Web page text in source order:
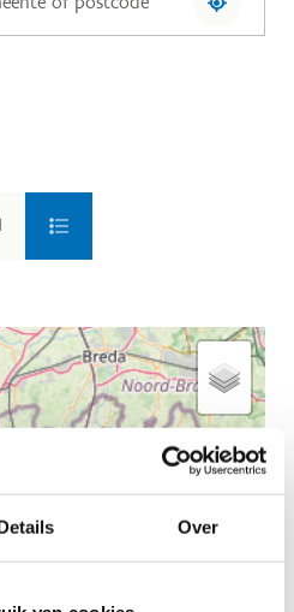
Over